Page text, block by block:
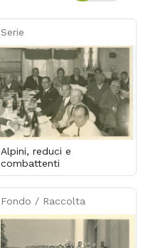
Serie
Alpini, reduci e
combattenti
Fondo / Raccolta